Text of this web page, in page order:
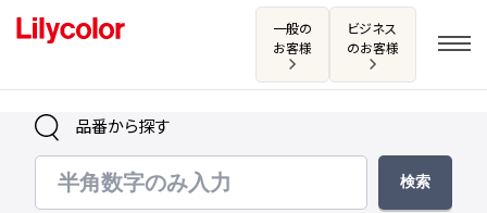
一般の
お客様
ビジネス
のお客様
ログイン・新規会員登録
品番から探す